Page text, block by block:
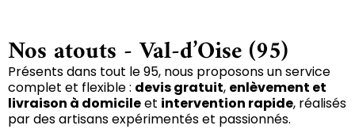
Nos atouts - Val-d’Oise (95)
Présents dans tout le 95, nous proposons un service
complet et flexible : devis gratuit, enlèvement et
livraison à domicileet intervention rapide, réalisés
par des artisans expérimentés et passionnés.